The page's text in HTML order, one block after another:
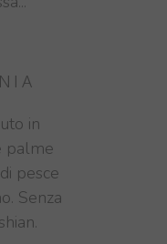
in
palme
pesce
Senza